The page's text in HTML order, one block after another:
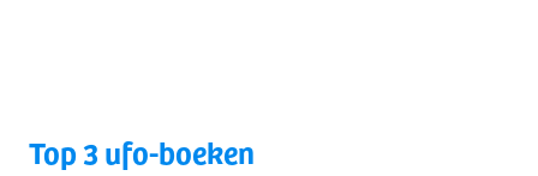
Top 3 ufo-boeken